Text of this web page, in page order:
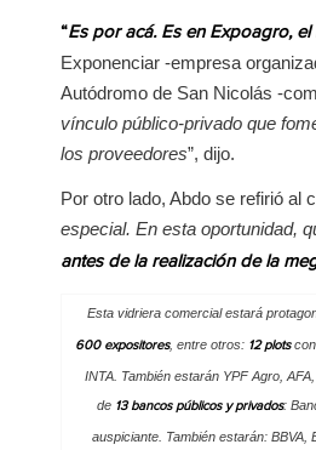
“Es por acá. Es en Expoagro,
Exponenciar -empresa
Autódromo de San Nicolás -
vínculo público-privado que
los proveedores”, dijo.
Por otro lado, Abdo se refirió al
especial. En esta oportunidad,
antes de la realización de la
Esta vidriera comercial estará
600 expositores, entre otros: 12 plotscon
INTA. También estarán YPF Agro,
de 13 bancos públicos y privados:
auspiciante. También estarán: